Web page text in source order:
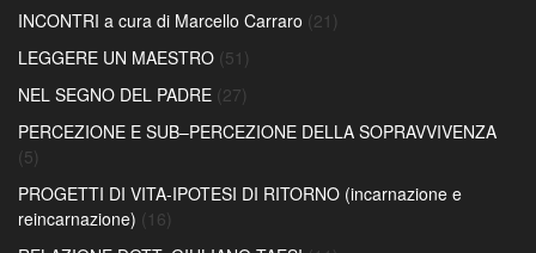
INCONTRI a cura di Marcello Carraro (21)
LEGGERE UN MAESTRO (51)
NEL SEGNO DEL PADRE (27)
PERCEZIONE E SUB–PERCEZIONE DELLA SOPRAVVIVENZA
(5)
PROGETTI DI VITA-IPOTESI DI RITORNO (incarnazione e
reincarnazione) (16)